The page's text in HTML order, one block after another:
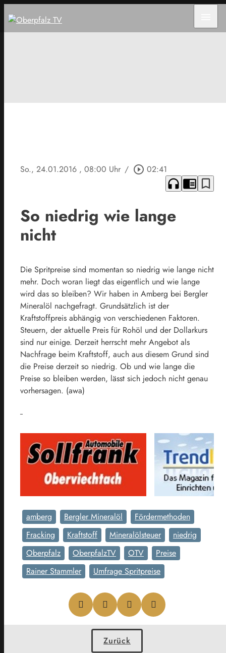
So., 24.01.2016 , 08:00 Uhr / play_circle_outline 02:41
headphones chrome_reader_mode bookmark_border
So niedrig wie lange
nicht
Die Spritpreise sind momentan so niedrig wie lange nicht
mehr. Doch woran liegt das eigentlich und wie lange
wird das so bleiben? Wir haben in Amberg bei Bergler
Mineralöl nachgefragt. Grundsätzlich ist der
Kraftstoffpreis abhängig von verschiedenen Faktoren.
Steuern, der aktuelle Preis für Rohöl und der Dollarkurs
sind nur einige. Derzeit herrscht mehr Angebot als
Nachfrage beim Kraftstoff, auch aus diesem Grund sind
die Preise derzeit so niedrig. Ob und wie lange die
Preise so bleiben werden, lässt sich jedoch nicht genau
vorhersagen. (awa)
amberg Bergler Mineralöl
Fördermethoden
Fracking
Kraftstoff Mineralölsteuer
niedrig
Oberpfalz
OberpfalzTV OTV
Preise
Rainer Stammler
Umfrage Spritpreise
Zurück